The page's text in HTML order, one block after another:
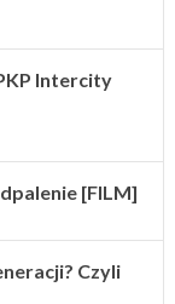
Intercity
[FILM]
Czyli